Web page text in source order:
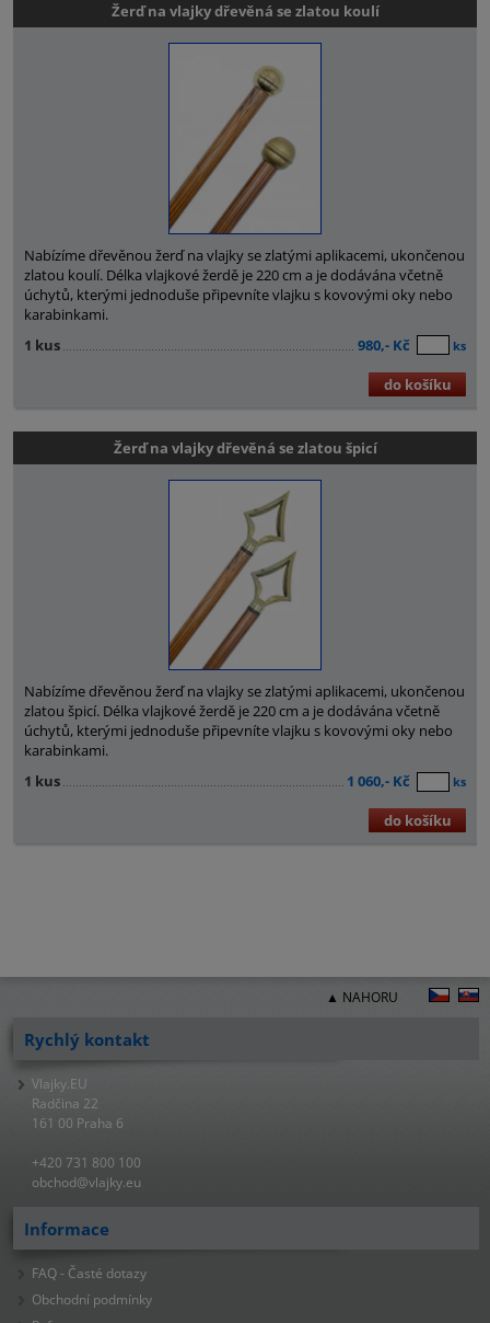
Žerď na vlajky dřevěná se zlatou koulí
Nabízíme dřevěnou žerď na vlajky se zlatými aplikacemi, ukončenou
zlatou koulí. Délka vlajkové žerdě je 220 cm a je dodávána včetně
úchytů, kterými jednoduše připevníte vlajku s kovovými oky nebo
karabinkami.
1 kus
980,- Kč ks
do košíku
Žerď na vlajky dřevěná se zlatou špicí
Nabízíme dřevěnou žerď na vlajky se zlatými aplikacemi, ukončenou
zlatou špicí. Délka vlajkové žerdě je 220 cm a je dodávána včetně
úchytů, kterými jednoduše připevníte vlajku s kovovými oky nebo
karabinkami.
1 kus
1 060,- Kč ks
do košíku
▲ NAHORU
Rychlý kontakt
Vlajky.EU
Radčina 22
161 00 Praha 6
+420 731 800 100
obchod@vlajky.eu
Informace
FAQ - Časté dotazy
Obchodní podmínky